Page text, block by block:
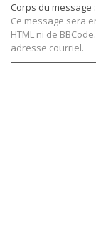
Corps du message :
Ce message sera
HTML ni de
adresse courriel.